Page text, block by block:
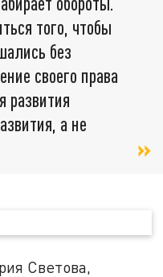
того, чтобы
без
своего права
развития
а не
Светова,